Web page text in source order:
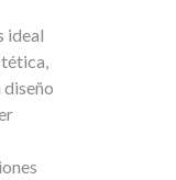
ideal